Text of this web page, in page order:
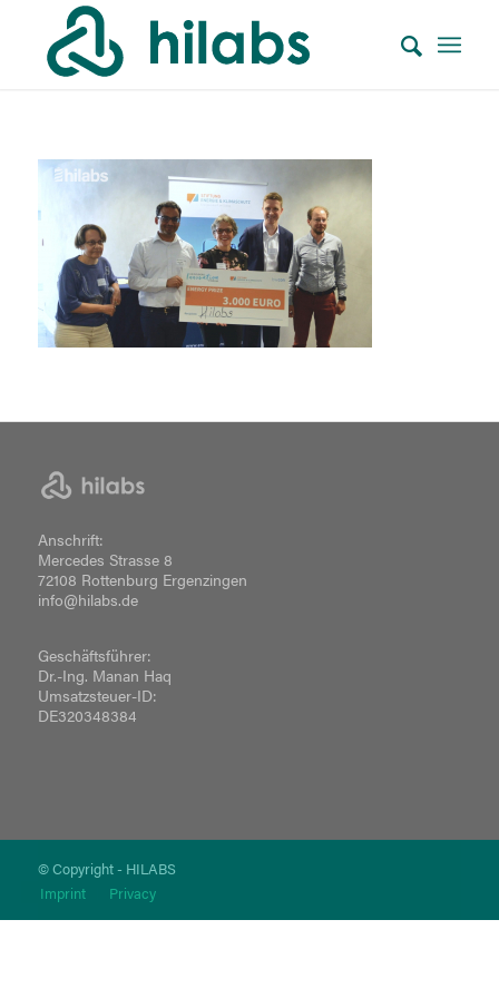
Anschrift:
Mercedes Strasse 8
72108 Rottenburg Ergenzingen
info@hilabs.de
Geschäftsführer:
Dr.-Ing. Manan Haq
Umsatzsteuer-ID:
DE320348384
© Copyright - HILABS
Imprint
Privacy